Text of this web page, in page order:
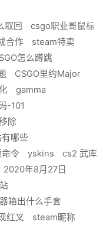
取回
csgo职业哥鼠标
合作
steam特卖
怎么蹲跳
CSGO里约Major
gamma
-101
除
哪些
令
yskins
cs2 武库
2020年8月27日
箱出什么手套
红叉
steam昵称